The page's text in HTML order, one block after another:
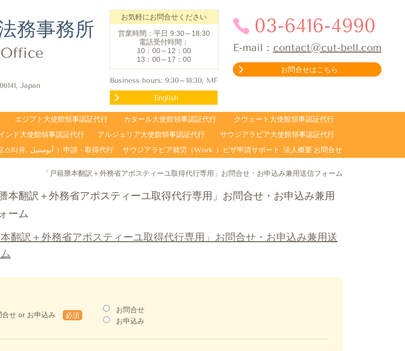
務事務所
Japan
お気軽にお問合せください
営業時間：平日 9:30～18:30
電話受付時間：
10 ： 00～12 ： 00
13 ： 00～17 ：00
Business hours: 9:30～18:30, MF
English
03-6416-4990
E-mail： contact@cut-bell.com
お問合せはこちら
エジプト大使館領事認証代行 カタール大使館領事認証代行
クウェート大使館領事認証代行
ンド大使館領事認証代行 アルジェリア大使館領事認証代行
サウジアラビア大使館領事認証代行
日本外務省アポスティーユ（Apostille, Apostilla, 附加证明书, 아포스티유, أبوستيل ）申請・取得代行
サウジアラビア就労（Work ）ビザ申請サポート 法人概要 お問合せ
「戸籍謄本翻訳＋外務省アポスティーユ取得代行専用」お問合せ・お申込み兼用送信フォーム
謄本翻訳＋外務省アポスティーユ取得代行専用」お問合せ・お申込み兼用
ーム
本翻訳＋外務省アポスティーユ取得代行専用」お問合せ・お申込み兼用送
合せ or お申込み 必須
お問合せ
お申込み